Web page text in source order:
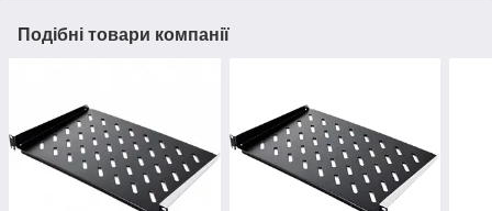
Подібні товари компанії